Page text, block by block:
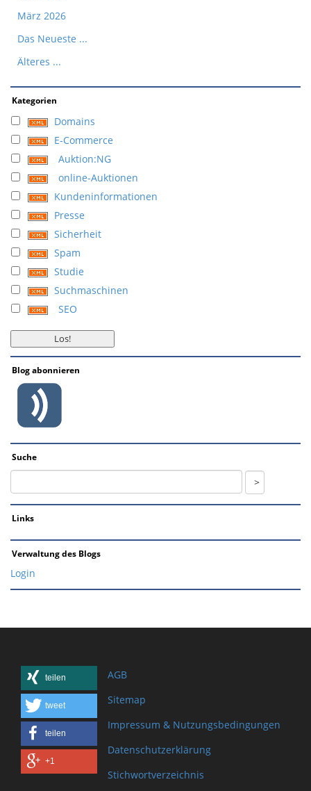
März 2026
Das Neueste ...
Älteres ...
Kategorien
Domains
E-Commerce
Auktion:NG
online-Auktionen
Kundeninformationen
Presse
Sicherheit
Spam
Studie
Suchmaschinen
SEO
Blog abonnieren
Suche
Links
Verwaltung des Blogs
Login
teilen
tweet
teilen
+1
AGB
Sitemap
Impressum & Nutzungsbedingungen
Datenschutzerklärung
Stichwortverzeichnis